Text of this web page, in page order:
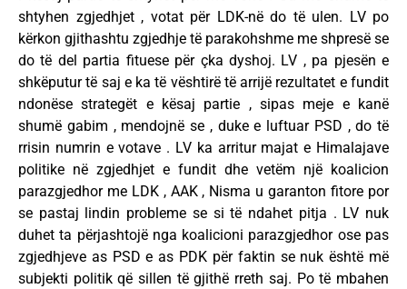
shtyhen zgjedhjet , votat për LDK-në do të ulen. LV po
kërkon gjithashtu zgjedhje të parakohshme me shpresë se
do të del partia fituese për çka dyshoj. LV , pa pjesën e
shkëputur të saj e ka të vështirë të arrijë rezultatet e fundit
ndonëse strategët e kësaj partie , sipas meje e kanë
shumë gabim , mendojnë se , duke e luftuar PSD , do të
rrisin numrin e votave . LV ka arritur majat e Himalajave
politike në zgjedhjet e fundit dhe vetëm një koalicion
parazgjedhor me LDK , AAK , Nisma u garanton fitore por
se pastaj lindin probleme se si të ndahet pitja . LV nuk
duhet ta përjashtojë nga koalicioni parazgjedhor ose pas
zgjedhjeve as PSD e as PDK për faktin se nuk është më
subjekti politik që sillen të gjithë rreth saj. Po të mbahen